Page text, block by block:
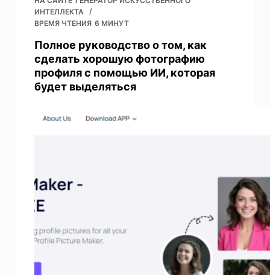
ИНТЕЛЛЕКТА
ВРЕМЯ ЧТЕНИЯ 6 МИНУТ
Полное руководство о том, как
сделать хорошую фотографию
профиля с помощью ИИ, которая
будет выделяться